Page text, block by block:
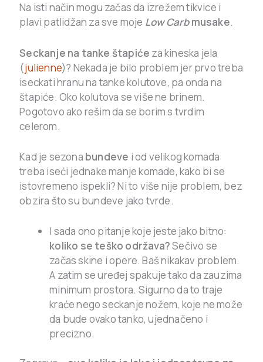
Na isti način mogu začas da izrežem tikvice i
plavi patlidžan za sve moje Low Carbmusake.
Seckanje na tanke štapiće za kineska jela
(julienne)? Nekada je bilo problem jer prvo treba
iseckati hranu na tanke kolutove, pa onda na
štapiće. Oko kolutova se više ne brinem.
Pogotovo ako rešim da se borim s tvrdim
celerom.
Kad je sezona bundeve i od velikog komada
treba iseći jednake manje komade, kako bi se
istovremeno ispekli? Ni to više nije problem, bez
obzira što su bundeve jako tvrde.
I sada ono pitanje koje jeste jako bitno:
koliko se teško održava?Sečivo se
začas skine i opere. Baš nikakav problem.
A zatim se uređej spakuje tako da zauzima
minimum prostora. Sigurno da to traje
kraće nego seckanje nožem, koje ne može
da bude ovako tanko, ujednačeno i
precizno.